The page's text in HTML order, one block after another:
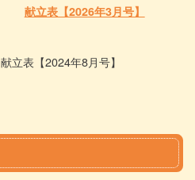
献立表【2026年3月号】
献立表【2024年8月号】